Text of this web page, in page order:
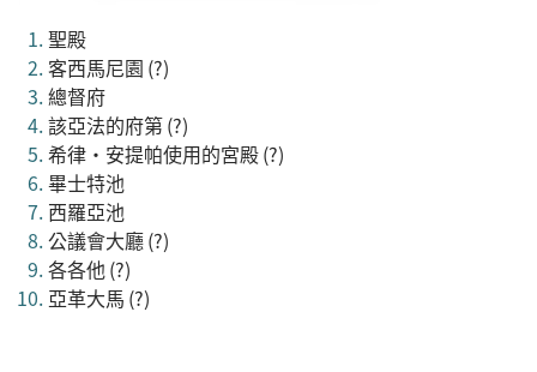
聖殿
客西馬尼園 (?)
總督府
該亞法的府第 (?)
希律·安提帕使用的宮殿 (?)
畢士特池
西羅亞池
公議會大廳 (?)
各各他 (?)
亞革大馬 (?)